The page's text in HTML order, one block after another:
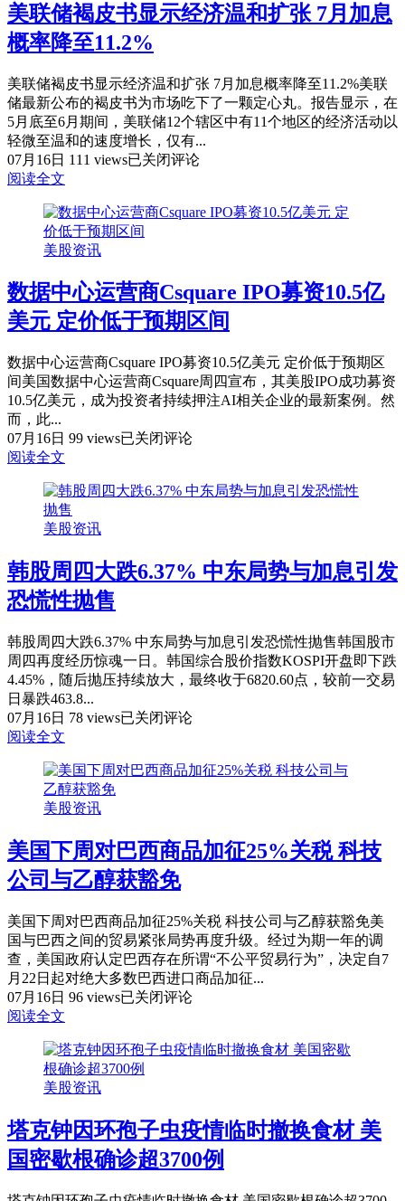
行
业
IPO
潮
上
半
年
募
亿
美
纪
录
美联储褐皮书显示经济温和扩张 7月加息
概率降至11.2%
美联储褐皮书显示经济温和扩张 7月加息概率降至11.2%美联
储最新公布的褐皮书为市场吃下了一颗定心丸。报告显示，在
5月底至6月期间，美联储12个辖区中有11个地区的经济活动以
轻微至温和的速度增长，仅有...
07月16日 111 views美
褐
皮
示
经
济
和
扩
张
月
概
11.2%
已关闭评论
阅读全文
美股资讯
数据中心运营商Csquare IPO募资10.5亿
美元 定价低于预期区间
数据中心运营商Csquare IPO募资10.5亿美元 定价低于预期区
间美国数据中心运营商Csquare周四宣布，其美股IPO成功募资
10.5亿美元，成为投资者持续押注AI相关企业的最新案例。然
而，此...
07月16日 99 views数
心
Csquare
IPO
10.5
亿
美
定
于
间
已关闭评论
阅读全文
美股资讯
韩股周四大跌6.37% 中东局势与加息引发
恐慌性抛售
韩股周四大跌6.37% 中东局势与加息引发恐慌性抛售韩国股市
周四再度经历惊魂一日。韩国综合股价指数KOSPI开盘即下跌
4.45%，随后抛压持续放大，最终收于6820.60点，较前一交易
日暴跌463.8...
07月16日 78 views韩
四
中
东
局
与
加
息
引
发
性
抛
已关闭评论
阅读全文
美股资讯
美国下周对巴西商品加征25%关税 科技
公司与乙醇获豁免
美国下周对巴西商品加征25%关税 科技公司与乙醇获豁免美
国与巴西之间的贸易紧张局势再度升级。经过为期一年的调
查，美国政府认定巴西存在所谓“不公平贸易行为”，决定自7
月22日起对绝大多数巴西进口商品加征...
07月16日 96 views美
周
对
商
品
加
已关闭评论
阅读全文
美股资讯
塔克钟因环孢子虫疫情临时撤换食材 美
国密歇根确诊超3700例